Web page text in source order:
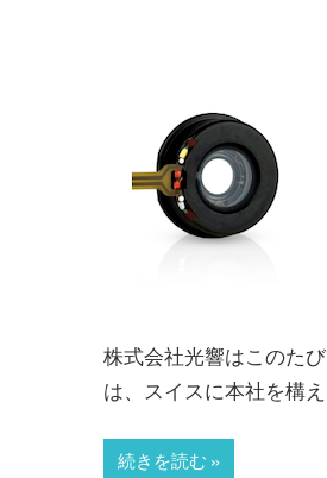
株式会社光響はこのた
は、スイスに本社を構
続きを読む